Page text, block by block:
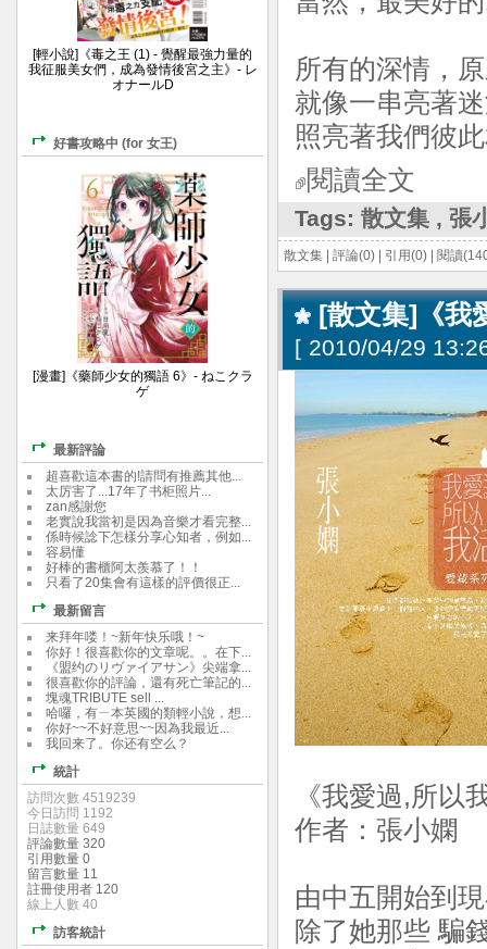
所有的深情，
就像一串亮著
照亮著我們彼
閱讀全文
Tags: 散文集 , 張
散文集 評論(0) 引用(0) 閱讀
[散文集]《我
[ 2010/04/29
《我愛過,所
作者：張小
由中五開始到
除了她那些 騙
[輕小說]《毒之王 (1) - 覺醒最強力量的
我征服美女們，成為發情後宮之主》- レ
オナールD
好書攻略中 (for 女王)
[漫畫]《藥師少女的獨語 6》- ねこクラ
ゲ
最新評論
超喜歡這本書的!請問有推薦其他...
太厉害了...17年了书柜照片...
zan感謝您
老實說我當初是因為音樂才看完整...
係時候諗下怎樣分享心知者，例如...
容易懂
好棒的書櫃阿太羨慕了！！
只看了20集會有這樣的評價很正...
最新留言
来拜年喽！~新年快乐哦！~
你好！很喜歡你的文章呢。。在下...
《盟约のリヴァイアサン》尖端拿...
很喜歡你的評論，還有死亡筆記的...
塊魂TRIBUTE sell ...
哈囉，有ㄧ本英國的類輕小說，想...
你好~~不好意思~~因為我最近...
我回来了。你还有空么？
統計
訪問次數 4519239
今日訪問 1192
日誌數量 649
評論數量 320
引用數量 0
留言數量 11
註冊使用者 120
線上人數 40
訪客統計